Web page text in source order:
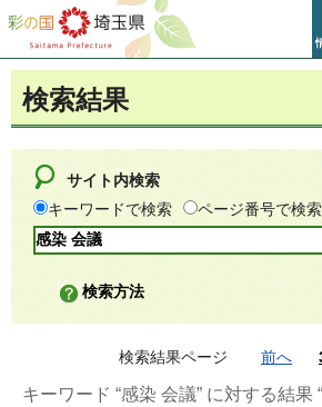
彩の国 埼玉県
検索結果
サイト内検索
キーワードで検索
ページ番号で検索
検索方法
検索結果ページ 前へ
キーワード “感染 会議” に対する結果